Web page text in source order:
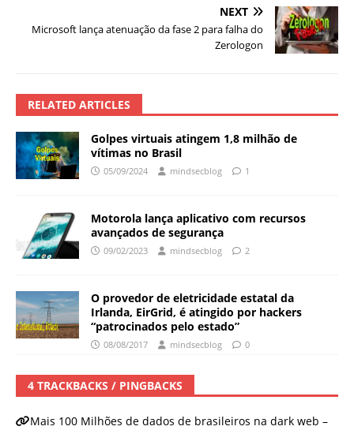
NEXT
Microsoft lança atenuação da fase 2 para falha do
Zerologon
RELATED ARTICLES
Golpes virtuais atingem 1,8 milhão de
vítimas no Brasil
05/09/2024 mindsecblog 1
Motorola lança aplicativo com recursos
avançados de segurança
09/02/2023 mindsecblog 2
O provedor de eletricidade estatal da
Irlanda, EirGrid, é atingido por hackers
“patrocinados pelo estado”
08/08/2017 mindsecblog 0
4 TRACKBACKS / PINGBACKS
Mais 100 Milhões de dados de brasileiros na dark web –